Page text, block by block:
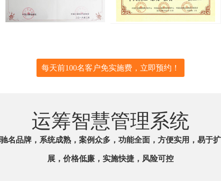
每天前100名客户免实施费，立即预约！
运筹智慧管理系统
驰名品牌，系统成熟，案例众多，功能全面，方便实用，易于扩
展，价格低廉，实施快捷，风险可控